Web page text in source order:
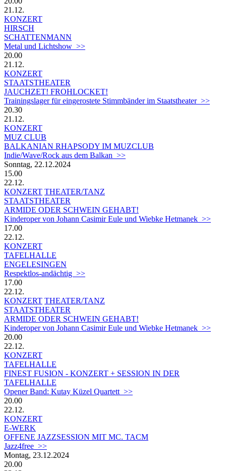
21.12.
KONZERT
HIRSCH
SCHATTENMANN
Metal und Lichtshow >>
20.00
21.12.
KONZERT
STAATSTHEATER
JAUCHZET! FROHLOCKET!
Trainingslager für eingerostete Stimmbänder im Staatstheater >>
20.30
21.12.
KONZERT
MUZ CLUB
BALKANIAN RHAPSODY IM MUZCLUB
Indie/Wave/Rock aus dem Balkan >>
Sonntag, 22.12.2024
15.00
22.12.
KONZERT THEATER/TANZ
STAATSTHEATER
ARMIDE ODER SCHWEIN GEHABT!
Kinderoper von Johann Casimir Eule und Wiebke Hetmanek >>
17.00
22.12.
KONZERT
TAFELHALLE
ENGELESINGEN
Respektlos-andächtig >>
17.00
22.12.
KONZERT THEATER/TANZ
STAATSTHEATER
ARMIDE ODER SCHWEIN GEHABT!
Kinderoper von Johann Casimir Eule und Wiebke Hetmanek >>
20.00
22.12.
KONZERT
TAFELHALLE
FINEST FUSION - KONZERT + SESSION IN DER
TAFELHALLE
Opener Band: Kutay Küzel Quartett >>
20.00
22.12.
KONZERT
E-WERK
OFFENE JAZZSESSION MIT MC. TACM
Jazz4free >>
Montag, 23.12.2024
20.00